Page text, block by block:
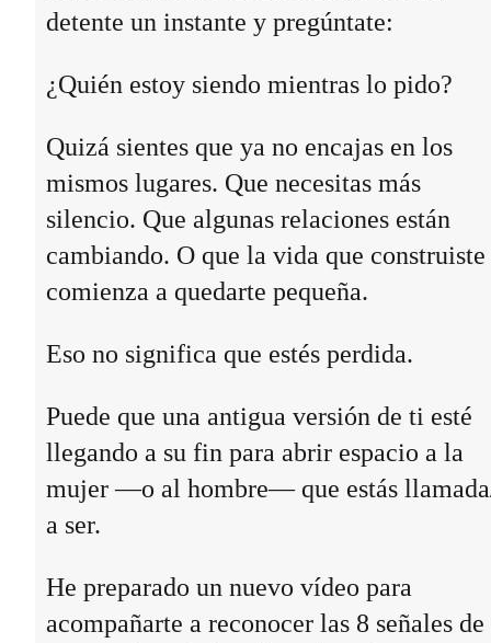
detente un instante y pregúntate:
¿Quién estoy siendo mientras lo pido?
Quizá sientes que ya no encajas en los
mismos lugares. Que necesitas más
silencio. Que algunas relaciones están
cambiando. O que la vida que construiste
comienza a quedarte pequeña.
Eso no significa que estés perdida.
Puede que una antigua versión de ti esté
llegando a su fin para abrir espacio a la
mujer —o al hombre— que estás
a ser.
He preparado un nuevo vídeo para
acompañarte a reconocer las 8 señales de